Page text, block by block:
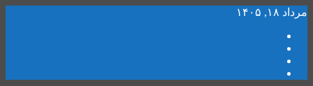
مرداد ۱۸, ۱۴۰۵